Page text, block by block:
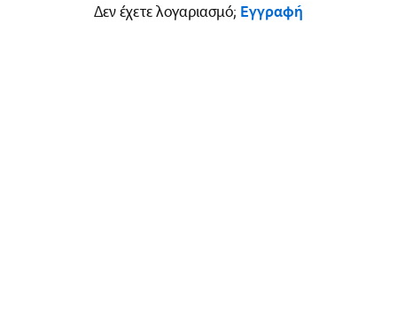
Δεν έχετε λογαριασμό; Εγγραφή